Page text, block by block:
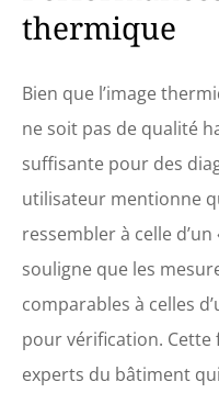
thermique
Bien que l’image
ne soit pas de qualité
suffisante pour des
utilisateur mentionne
ressembler à celle
souligne que les
comparables à celles
pour vérification. Cette
experts du bâtiment